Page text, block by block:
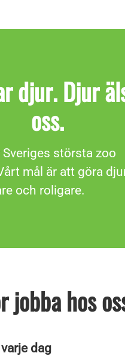
djur. Djur
oss.
största zoo
mål är att göra
och roligare.
jobba hos
dag